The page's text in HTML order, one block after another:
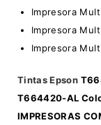
Impresora
Impresora
Impresora
Tintas Epson
T664420-AL
IMPRESORAS